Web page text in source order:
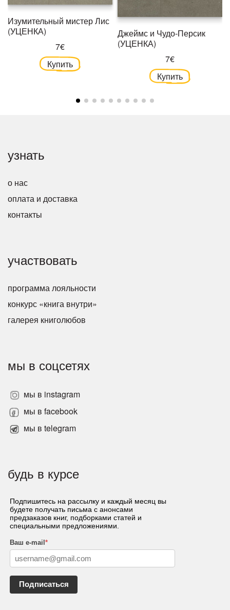
Изумительный мистер Лис
(УЦЕНКА)
7€
Купить
Джеймс и Чудо-Персик
(УЦЕНКА)
7€
Купить
узнать
о нас
оплата и доставка
контакты
участвовать
программа лояльности
конкурс «книга внутри»
галерея книголюбов
мы в соцсетях
мы в instagram
мы в facebook
мы в telegram
будь в курсе
Подпишитесь на рассылку и каждый месяц вы
будете получать письма с анонсами
предзаказов книг, подборками статей и
специальными предложениями.
Ваш e-mail *
Подписаться